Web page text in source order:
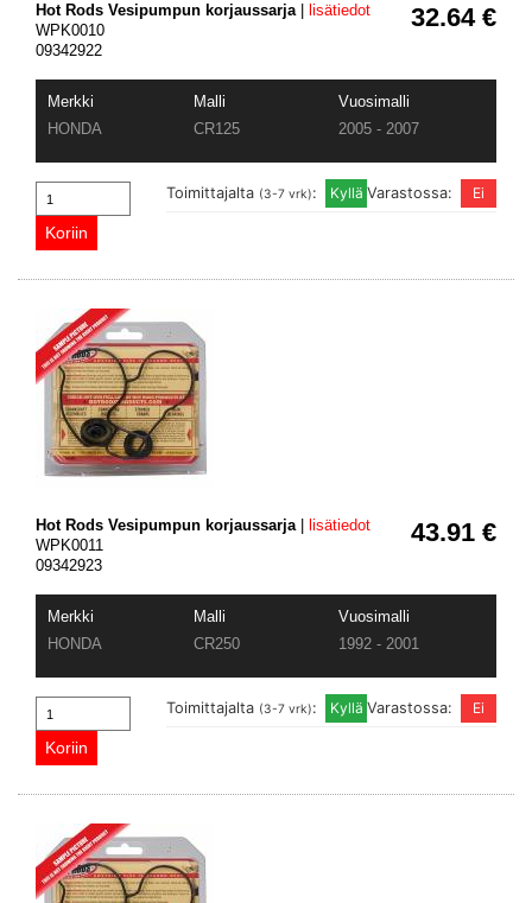
32.64 €
Hot Rods Vesipumpun korjaussarja|
lisätiedot
WPK0010
09342922
Merkki Malli
Vuosimalli
HONDA
CR125 2005 - 2007
Varastossa:
Toimittajalta (3-7 vrk):
43.91 €
Hot Rods Vesipumpun korjaussarja|
lisätiedot
WPK0011
09342923
Merkki Malli
Vuosimalli
HONDA
CR250 1992 - 2001
Varastossa:
Toimittajalta (3-7 vrk):